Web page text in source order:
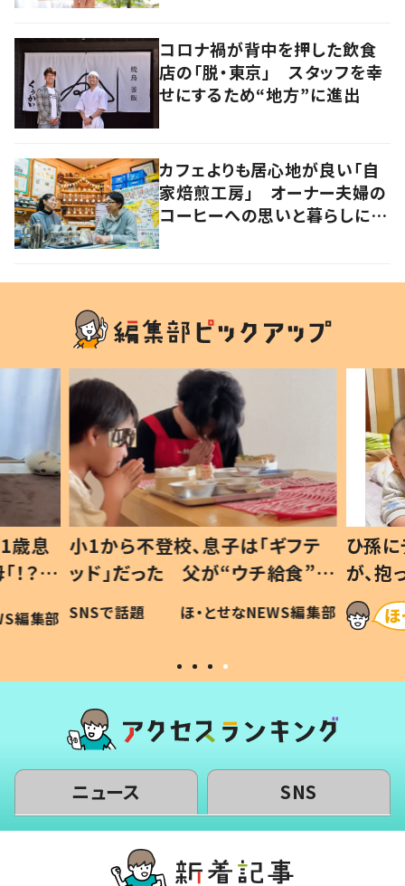
コロナ禍が背中を押した飲食
店の「脱・東京」 スタッフを幸
せにするため“地方”に進出
カフェよりも居心地が良い「自
家焙煎工房」 オーナー夫婦の
コーヒーへの思いと暮らしに迫
歳息
？」
編集部
小1から不登校、息子は「ギフテ
ッド」だった 父が“ウチ給食”を
作り続ける理由とは #令和の親
#令和の子
SNSで話題 ほ・とせなNEWS編集部
ひ孫
が、
「涙が
い」
ニュース SNS